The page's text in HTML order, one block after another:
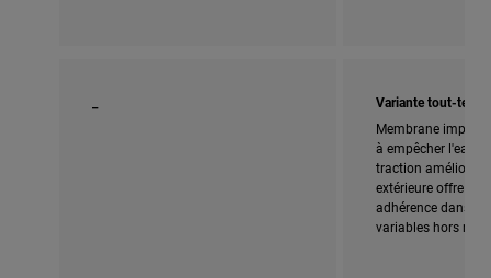
Variante tout-
Membrane
à empêcher l'eau
traction améliorée
extérieure offre
adhérence dans
variables hors